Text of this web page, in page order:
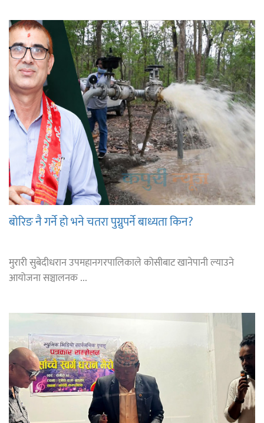
बोरिङ नै गर्ने हो भने चतरा पुग्नुपर्ने बाध्यता किन?
मुरारी सुबेदीधरान उपमहानगरपालिकाले कोसीबाट खानेपानी ल्याउने
आयोजना सञ्चालनक ...